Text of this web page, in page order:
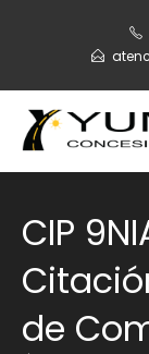
CIP
de